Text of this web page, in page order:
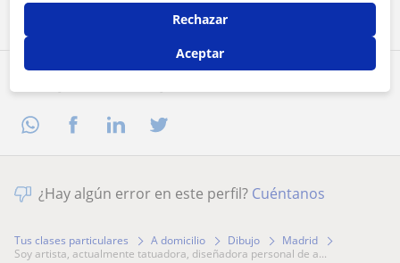
¿Hay algún error en este perfil? Cuéntanos
Tus clases particulares A domicilio Dibujo
Madrid
soy artista, actualmente tatuadora, diseñadora personal de a...
Rechazar
Aceptar